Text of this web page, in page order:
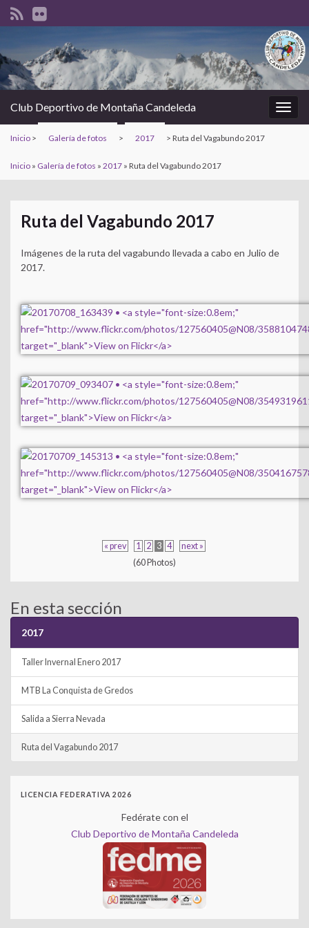
la
Club Deportivo de Montaña Candeleda
Inicio > Galería de fotos > 2017 > Ruta del Vagabundo 2017
Inicio » Galería de fotos » 2017 » Ruta del Vagabundo 2017
Ruta del Vagabundo 2017
Imágenes de la ruta del vagabundo llevada a cabo en Julio de
2017.
« prev 1 2 3 4
next »
(60 Photos)
En esta sección
2017
Taller Invernal Enero 2017
MTB La Conquista de Gredos
Salida a Sierra Nevada
Ruta del Vagabundo 2017
LICENCIA FEDERATIVA 2026
Fedérate con el
Club Deportivo de Montaña Candeleda